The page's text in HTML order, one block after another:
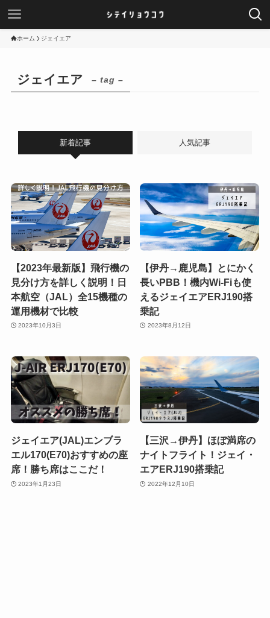
ホーム ジェイエア
ジェイエア – tag –
新着記事 人気記事
【2023年最新版】飛行機の
見分け方を詳しく説明！日
本航空（JAL）全15機種の
運用機材で比較
2023年10月3日
【伊丹→鹿児島】とにかく
長いPBB！機内Wi-Fiも使
えるジェイエアERJ190搭
乗記
2023年8月12日
ジェイエア(JAL)エンブラ
エル170(E70)おすすめの座
席！勝ち席はここだ！
2023年1月23日
【三沢→伊丹】ほぼ満席の
ナイトフライト！ジェイ・
エアERJ190搭乗記
2022年12月10日